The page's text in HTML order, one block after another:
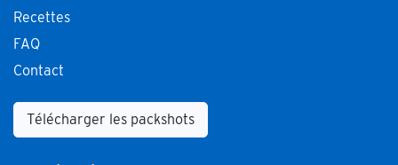
Recettes
FAQ
Contact
Télécharger les packshots